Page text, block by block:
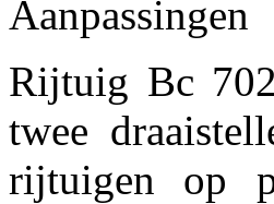
Aanpassingen
Rijtuig Bc
twee
rijtuigen op